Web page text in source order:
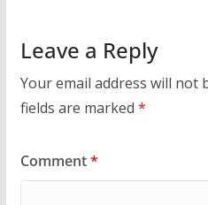
Leave a Reply
Your email address will not
fields are marked *
Comment*